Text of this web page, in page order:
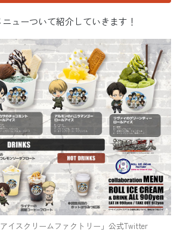
ューついて紹介していきます！
イスクリームファクトリー」公式Twitter